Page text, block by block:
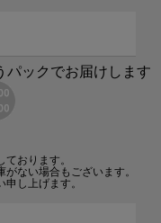
パックでお届けします
おります。
ない場合もございます。
し上げます。